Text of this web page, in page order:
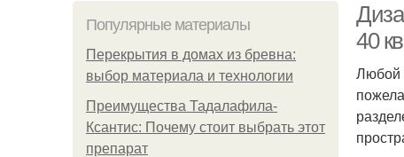
Популярные материалы
Перекрытия в домах из бревна:
выбор материала и технологии
Преимущества Тадалафила-
Ксантис: Почему стоит выбрать этот
препарат
40
Любой